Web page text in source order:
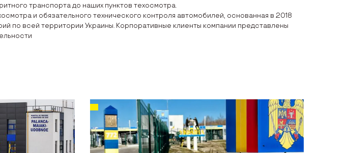
транспорта до наших пунктов техосмотра.
и обязательного технического контроля автомобилей, основанная в 2018
по всей территории Украины. Корпоративные клиенты компании представлены